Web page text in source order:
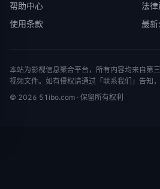
帮助中心
法
使用条款
最
本站为影视信息聚合平台，所有内容均来自第
视频文件。如有侵权请通过「联系我们」告知，
© 2026 51ibo.com · 保留所有权利